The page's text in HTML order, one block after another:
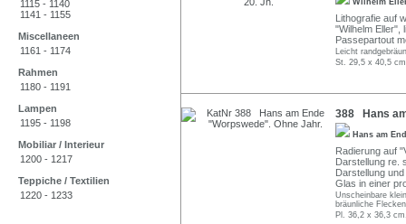
1115 - 1140
1141 - 1155
Miscellaneen
1161 - 1174
Rahmen
1180 - 1191
Lampen
1195 - 1198
Mobiliar / Interieur
1200 - 1217
Teppiche / Textilien
1220 - 1233
Wilhelm
Lithografie auf
"Wilhelm Eller",
Passepartout
Leicht
St. 29,5 x 40,5
388 Hans
Hans am
Radierung auf
Darstellung re.
Darstellung
Glas in einer
Unscheinbare
bräunliche
Pl. 36,2 x 36,3